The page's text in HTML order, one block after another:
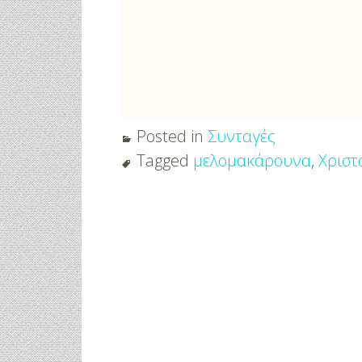
Posted in Συνταγές
Tagged μελομακάρουνα,